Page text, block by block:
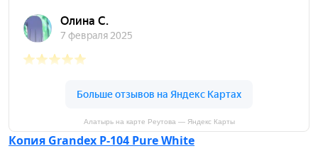
Алатырь на карте Реутова — Яндекс Карты
Копия Grandex P-104 Pure White